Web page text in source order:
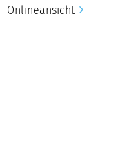
Onlineansicht